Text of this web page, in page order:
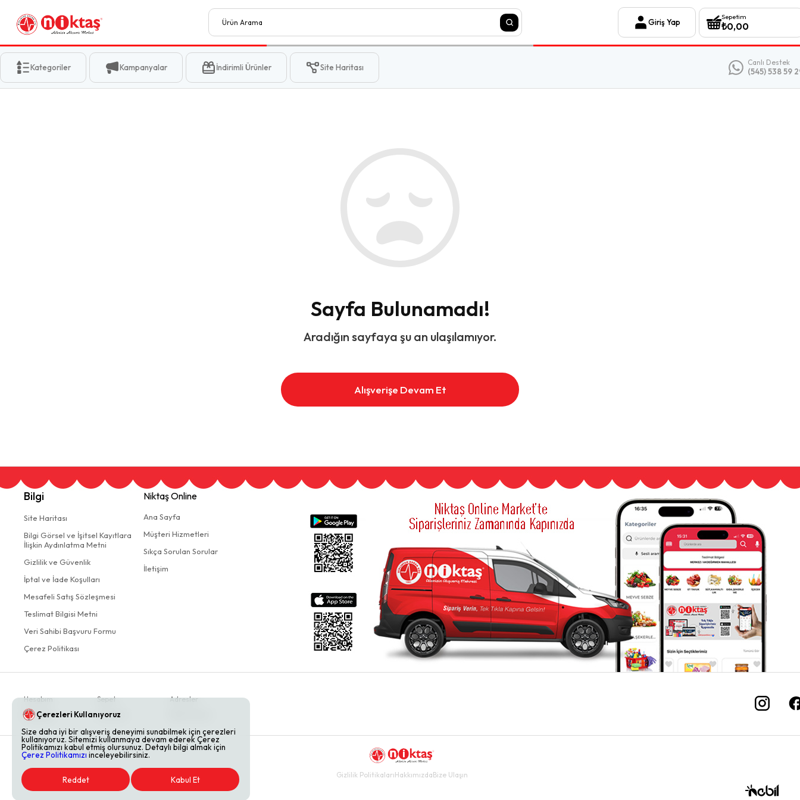
Giriş Yap
Sepetim
₺0,00
Kategoriler Kampanyalar İndirimli Ürünler Site Haritası Canlı Destek
(545) 538 59
Sayfa Bulunamadı!
Aradığın sayfaya şu an ulaşılamıyor.
Alışverişe Devam Et
Bilgi
Site Haritası
Bilgi Görsel ve İşitsel Kayıtlara
İlişkin Aydınlatma Metni
Gizlilik ve Güvenlik
İptal ve İade Koşulları
Mesafeli Satış Sözleşmesi
Teslimat Bilgisi Metni
Veri Sahibi Başvuru Formu
Çerez Politikası
Niktaş Online
Ana Sayfa
Müşteri Hizmetleri
Sıkça Sorulan Sorular
İletişim
Hesabım
Siparişler
Sepet
Favoriler
Adresler
Gizlilik PolitikalarıHakkımızdaBize Ulaşın
Çerezleri Kullanıyoruz
Size daha iyi bir alışveriş deneyimi sunabilmek için çerezleri
kullanıyoruz. Sitemizi kullanmaya devam ederek Çerez
Politikamızı kabul etmiş olursunuz. Detaylı bilgi almak için
Çerez Politikamızı inceleyebilirsiniz.
Reddet Kabul Et